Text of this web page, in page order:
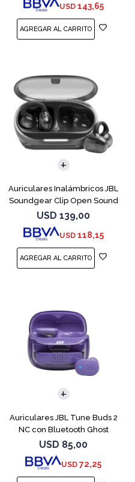
USD 143,65
Auriculares Inalámbricos JBL
Soundgear Clip Open Sound
Negro
USD 139,00
USD 118,15
Auriculares JBL Tune Buds 2
NC con Bluetooth Ghost
USD 85,00
USD 72,25